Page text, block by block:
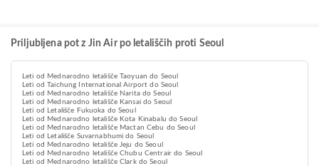
Priljubljena pot z Jin Air po letališčih proti Seoul
Leti od Mednarodno letališče Taoyuan do Seoul
Leti od Taichung International Airport do Seoul
Leti od Mednarodno letališče Narita do Seoul
Leti od Mednarodno letališče Kansai do Seoul
Leti od Letališče Fukuoka do Seoul
Leti od Mednarodno letališče Kota Kinabalu do Seoul
Leti od Mednarodno letališče Mactan Cebu do Seoul
Leti od Letališče Suvarnabhumi do Seoul
Leti od Mednarodno letališče Jeju do Seoul
Leti od Mednarodno letališče Chubu Centrair do Seoul
Leti od Mednarodno letališče Clark do Seoul